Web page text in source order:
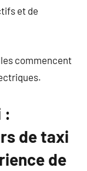
et de
commencent
:
de taxi
de